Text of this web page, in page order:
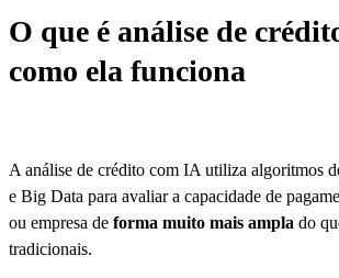
O que é análise de
como ela funciona
A análise de crédito com IA utiliza algoritmos
e Big Data para avaliar a capacidade de
ou empresa de forma muito mais ampla do
tradicionais.